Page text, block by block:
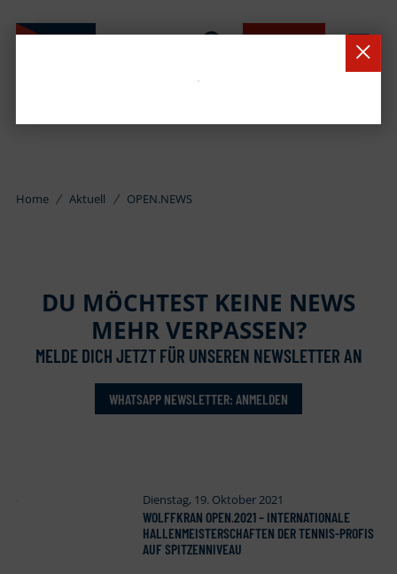
Home Aktuell OPEN.NEWS
DU MÖCHTEST KEINE NEWS
MEHR VERPASSEN?
MELDE DICH JETZT FÜR UNSEREN NEWSLETTER AN
WHATSAPP NEWSLETTER: ANMELDEN
Dienstag, 19. Oktober 2021
WOLFFKRAN OPEN.2021 – INTERNATIONALE
HALLENMEISTERSCHAFTEN DER TENNIS-PROFIS
AUF SPITZENNIVEAU